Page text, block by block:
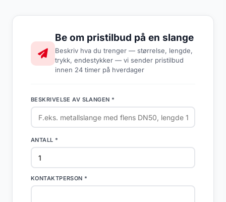
Be om pristilbud på en slange
Beskriv hva du trenger — størrelse, lengde,
trykk, endestykker — vi sender pristilbud
innen 24 timer på hverdager
BESKRIVELSE AV SLANGEN *
ANTALL *
KONTAKTPERSON *